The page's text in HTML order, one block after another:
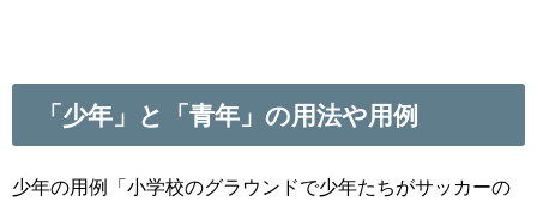
「少年」と「青年」の用法や用例
少年の用例「小学校のグラウンドで少年たちがサッカーの